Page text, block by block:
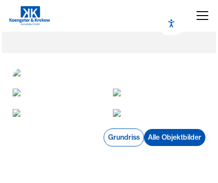
Grundriss Alle Objektbilder